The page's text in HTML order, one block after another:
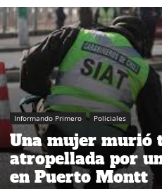
Informando Primero Policiales
Una mujer murió
atropellada por
en Puerto Montt